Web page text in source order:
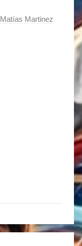
Matías Martinez